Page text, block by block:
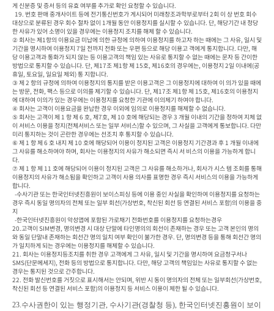
게 신분증 및 증서 등의 유효 여부를 추가로 확인 요청할 수 있습니다.
대상으로 분류된 경우 회수 절차 없이 1개월 동안 이용정지를 실시할 수 있습니다. 단, 해당기간 내 정당
한 사유가 있어 소명이 있을 경우에는 이용정지 조치를 해제 할 수 있습니다.
② 회사는 제1항의 이용요금 미납에 의한 규정에 의하여 이용정지를 하고자 하는 때에는 그 사유, 일시 및
기간을 명시하여 이용정지 7일 전까지 전화 또는 우편 등으로 해당 이용고 객에게 통지합니다. 다만, 해
당 이용고객과 통화가 되지 않는 등 이용고객의 책임 있는 사유로 통지할 수 없는 때에는 문자 등 간이한
방법으로 통지할 수 있습니다. 단, 제17조 제1항 제 15호, 제16호의 경우에는, 이용정지 2일 이내에(공
휴일, 토요일, 일요일 제외) 통 지합니다.
③ 제 2 항의 규정에 의하여 이용정지의 통지를 받은 이용고객은 그 이용정지에 대하여 이 의가 있을 때에
는 방문, 전화, 팩스 등으로 이의를 제기할 수 있습니다. 단, 제17조 제1항 제 15호, 제16호의 이용정지
에 대하여 이의가 있는 경우에는 이용정지를 요청한 기관에 이의제기 하여야 합니다.
④ 회사는 고객이 이용요금을 완납한 경우 이외에 임의로 이용정지를 해제할 수 없습니다.
⑤ 회사는 고객이 제 1 항 제 6 호, 제7호, 제 10 호에 해당되는 경우 3 개월 이내의 기간을 정하여 지체 없
이 서비스 이용을 정지(전체서비스 또는 일부 서비스)할 수 있으며, 그 사실을 고객에게 통보합니다. 다만
미리 통지하는 것이 곤란한 경우에는 선조치 후 통지할 수 있습니다.
⑥ 제 1 항 제 6 호 내지 제 10 호에 해당되어 이용이 정지된 고객은 이용정지 기간경과 후 1 개월 이내에
그 사유를 해소하여야 하며, 회사는 이용정지의 사유가 해소되면 즉시 서 비스의 이용을 가능하게 합니
다.
⑦ 제 1 항 제 11 호에 해당되어 이용이 정지된 고객은 그 사유를 해소하거나, 회사가 시스 템 조회를 통해
이용정지의 사유가 해소됨을 확인하고 고객이 사용 의사를 표명한 경우 즉시 서비스의 이용을 가능하게
합니다.
경우 즉시 동일 명의자의 전체 또는 일부 회선(가상번호, 착신된 회선 등 연결된 서비스 포함)의 이용을 중
지
20.고객이 SIM변경, 명의변경 시 대상 단말에 타인명의의 회선이 존재하는 경우 또는 고객 본인의 명의
와 동일 단말내 존재하는 회선간 명의 일치 여부 확인이 불가한 경우. 단, 명의변경 등을 통해 회선간 명의
가 일치하게 되는 경우에는 이용정지를 해제할 수 있습니다.
21. 회사는 이용정지등조치를 취한 경우 고객에게 그 사유, 일시 및 기간을 명시하여 요금청구서나
SMS(단문메세지), 전화 등의 방법으로 통지합니다. 다만, 해당 고객의 책임있는 사유로 통지할 수 없는
경우는 통지된 것으로 간주합니다.
22. 전화 발신번호를 거짓으로 표시해서는 안되며, 위반 시 동이 명의자의 전체 또는 일부회선(가상번호,
착신된 회선 등 연결된 서비스 포함)의 이용정지 등 서비스 이용이 제한 될 수 있습니다.
23.수사권한이 있는 행정기관, 수사기관(경찰청 등), 한국인터넷진흥원이 보이